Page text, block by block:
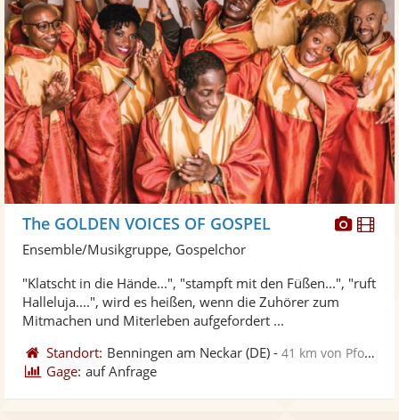
Fotos
The GOLDEN VOICES OF GOSPEL
Ensemble/Musikgruppe, Gospelchor
"Klatscht in die Hände...", "stampft mit den Füßen...", "ruft
Halleluja....", wird es heißen, wenn die Zuhörer zum
Mitmachen und Miterleben aufgefordert ...
Standort: Benningen am Neckar (DE) -41 km von Pforzheim
Gage: auf Anfrage